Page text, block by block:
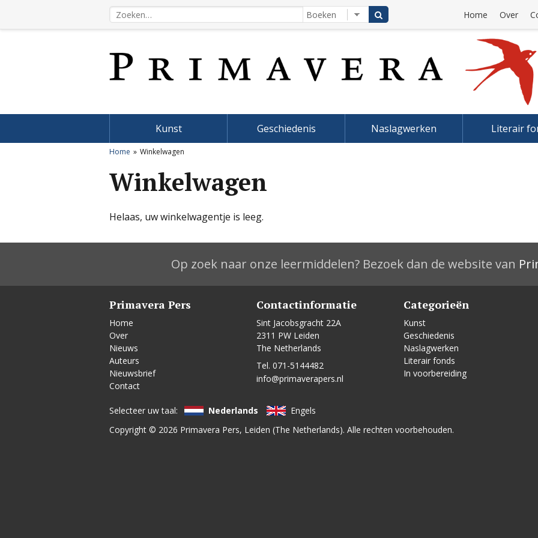
Home Over
Kunst Geschiedenis Naslagwerken Literair
Home Winkelwagen
Winkelwagen
Helaas, uw winkelwagentje is leeg.
Op zoek naar onze leermiddelen? Bezoek dan de website van
Primavera Pers
Home
Over
Nieuws
Auteurs
Nieuwsbrief
Contact
Contactinformatie
Sint Jacobsgracht 22A
2311 PW Leiden
The Netherlands
Tel. 071-5144482
info@primaverapers.nl
Categorieën
Kunst
Geschiedenis
Naslagwerken
Literair fonds
In voorbereiding
Selecteer uw taal: Nederlands
Engels
Copyright © 2026 Primavera Pers, Leiden (The Netherlands). Alle rechten voorbehouden.